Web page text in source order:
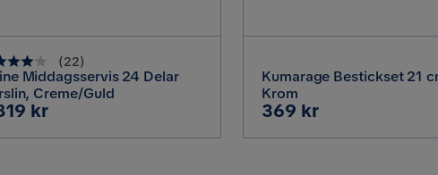
(22)
Middagsservis 24 Delar
Creme/Guld
kr
Kumarage Bestickset 21
Krom
Pris
369 kr